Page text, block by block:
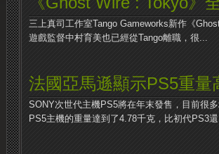
三上真司工作室Tango Gameworks新作《
遊戲監督中村育美也已經從Tango離職，很...
法國亞馬遜顯示PS5重量
SONY次世代主機PS5將在年末發售，目前很
PS5主機的重量達到了4.78千克，比初代PS3